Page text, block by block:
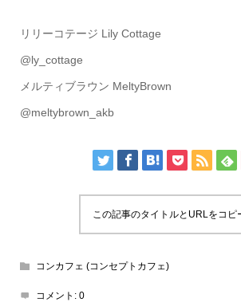
リリーコテージ Lily Cottage
@ly_cottage
メルティブラウン MeltyBrown
@meltybrown_akb
この記事のタイトルとURLをコピ
コンカフェ (コンセプトカフェ)
コメント: 0